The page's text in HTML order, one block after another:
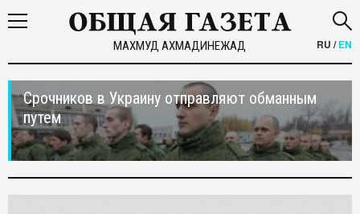
МАХМУД АХМАДИНЕЖАД RU /EN
Срочников в Украину отправляют обманным
путем